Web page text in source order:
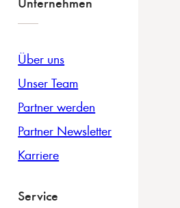
Über uns
Unser Team
Partner werden
Partner Newsletter
Karriere
Service